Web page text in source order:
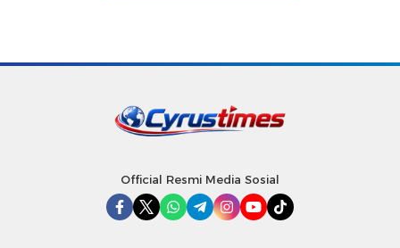
Official Resmi Media Sosial